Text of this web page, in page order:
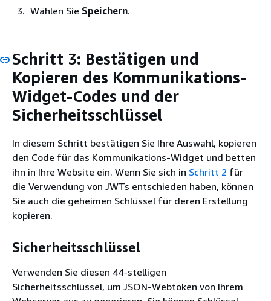
Wählen Sie Speichern.
Schritt 3: Bestätigen und
Kopieren des Kommunikations-
Widget-Codes und der
Sicherheitsschlüssel
In diesem Schritt bestätigen Sie Ihre Auswahl, kopieren
den Code für das Kommunikations-Widget und betten
ihn in Ihre Website ein. Wenn Sie sich in Schritt 2 für
die Verwendung von JWTs entschieden haben, können
Sie auch die geheimen Schlüssel für deren Erstellung
kopieren.
Sicherheitsschlüssel
Verwenden Sie diesen 44-stelligen
Sicherheitsschlüssel, um JSON-Webtoken von Ihrem